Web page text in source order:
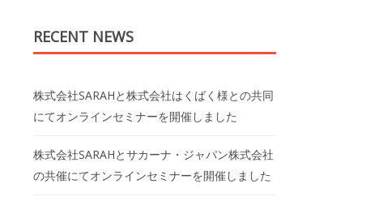
RECENT NEWS
株式会社SARAHと株式会社はくばく様との共同
にてオンラインセミナーを開催しました
株式会社SARAHとサカーナ・ジャパン株式会社
の共催にてオンラインセミナーを開催しました